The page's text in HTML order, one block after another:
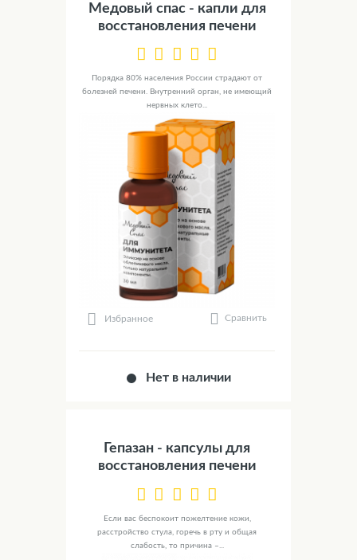
Медовый спас - капли для
восстановления печени
Порядка 80% населения России страдают от
болезней печени. Внутренний орган, не имеющий
нервных клето...
Избранное Сравнить
Нет в наличии
Гепазан - капсулы для
восстановления печени
Если вас беспокоит пожелтение кожи,
расстройство стула, горечь в рту и общая
слабость, то причина –...